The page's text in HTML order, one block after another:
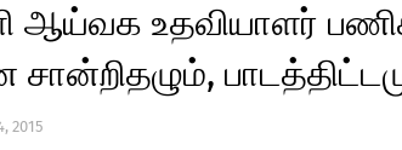
ஆய்வக உதவியாளர்
2015